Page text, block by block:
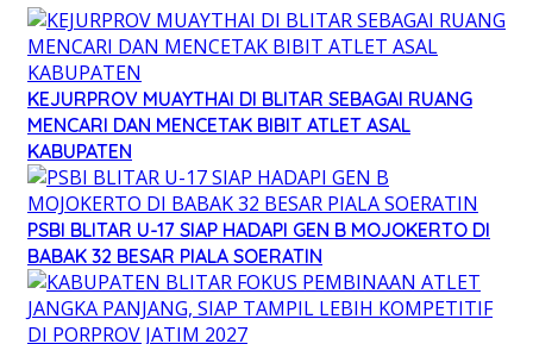
KEJURPROV MUAYTHAI DI BLITAR SEBAGAI RUANG
MENCARI DAN MENCETAK BIBIT ATLET ASAL
KABUPATEN
PSBI BLITAR U-17 SIAP HADAPI GEN B MOJOKERTO DI
BABAK 32 BESAR PIALA SOERATIN